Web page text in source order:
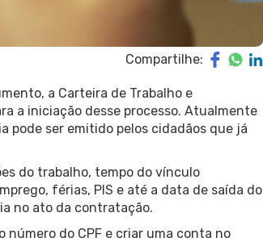
Compartilhe:
a Carteira de Trabalho e
a iniciação desse processo. Atualmente
pode ser emitido pelos cidadãos que já
do trabalho, tempo do vínculo
férias, PIS e até a data de saída do
no ato da contratação.
do CPF e criar uma conta no